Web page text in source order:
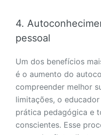
4.
pessoal
Um dos benefícios
é o aumento do
compreender melhor
limitações, o
prática pedagógica e
conscientes. Esse